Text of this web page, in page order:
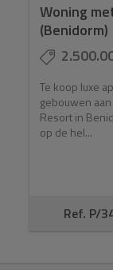
Woning
(Benidorm)
Te koop luxe
gebouwen
Resort in
op de hel...
Ref. P/